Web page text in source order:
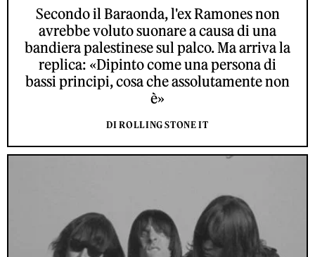
Secondo il Baraonda, l'ex Ramones non
avrebbe voluto suonare a causa di una
bandiera palestinese sul palco. Ma arriva la
replica: «Dipinto come una persona di
bassi principi, cosa che assolutamente non
è»
DI ROLLING STONE IT